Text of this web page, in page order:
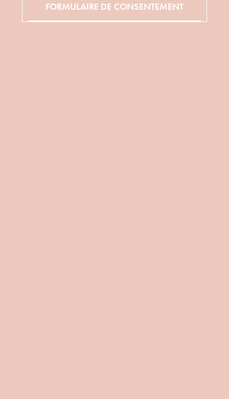
FORMULAIRE DE CONSENTEMENT